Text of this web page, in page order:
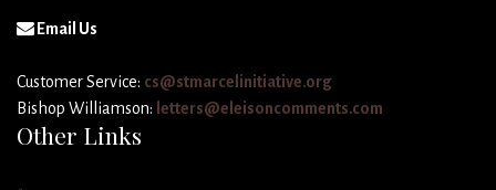
Email Us
Customer Service: cs@stmarcelinitiative.org
Bishop Williamson: letters@eleisoncomments.com
Other Links